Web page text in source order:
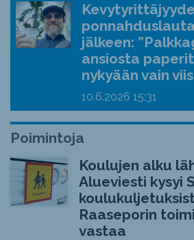
jälkeen:
ansiosta
nykyään vain
10.6.2026 15:31
Poimintoja
Koulujen alku
Alueviesti kysyi
Raaseporin
vastaa